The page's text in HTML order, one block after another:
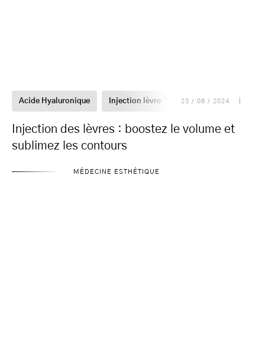
Acide Hyaluronique Injection lèvre Injections
23 / 08 / 2024
Injection des lèvres : boostez le volume et
sublimez les contours
MÉDECINE ESTHÉTIQUE